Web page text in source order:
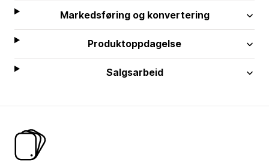
Markedsføring og konvertering
Produktoppdagelse
Salgsarbeid